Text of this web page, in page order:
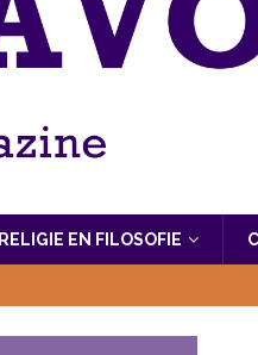
RELIGIE EN FILOSOFIE